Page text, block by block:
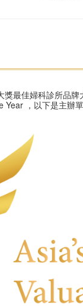
最佳婦科診所品
，以下是主辦單